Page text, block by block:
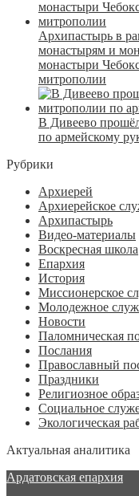
Архипастырь в
монастырям и
монастыри
митрополии
В Дивеево
по армейскому
Рубрики
Архиерей
Архиерейское
Архипастырь
Видео-материалы
Воскресная школа
Епархия
История
Миссионерское
Молодежное
Новости
Паломническая
Послания
Православный
Праздники
Религиозное
Социальное
Экологическая
Актуальная аналитика
Ардатовская епархия